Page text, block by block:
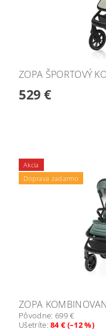
ZOPA ŠPORTOVÝ
529 €
Akcia
Doprava zadarmo
ZOPA
Pôvodne: 699 €
Ušetríte:84 € (–12 %)